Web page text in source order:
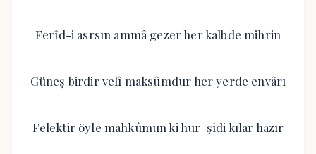
Ferîd-i asrsın ammâ gezer her kalbde mihrin
Güneş birdir velî maksûmdur her yerde envârı
Felektir öyle mahkûmun ki hur-şîdi kılar hazır